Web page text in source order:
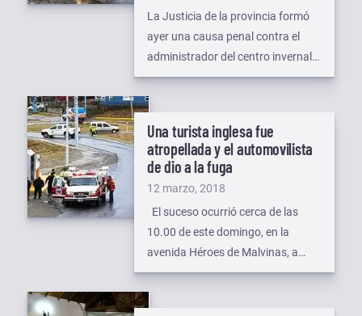
elLa Justicia de la provincia formó
ayer una causa penal contra el
administrador del centro invernal
“Valle de Lobos”, ubicado a unos
20 kilómetros de Ushuaia, tras la
entidad protectora de animales,
debido al estado en el que se
encuentran 42 perros Alaskan
Husky utilizados para realizar
paseos en trineos. […]
Una turista inglesa fue
atropellada y el automovilista
de dio a la fuga
Publicado
el
12 marzo, 2018
El suceso ocurrió cerca de las
10.00 de este domingo, en la
avenida Héroes de Malvinas, a
escasos metros de la rotonda
ubicada frente al gimnasio del